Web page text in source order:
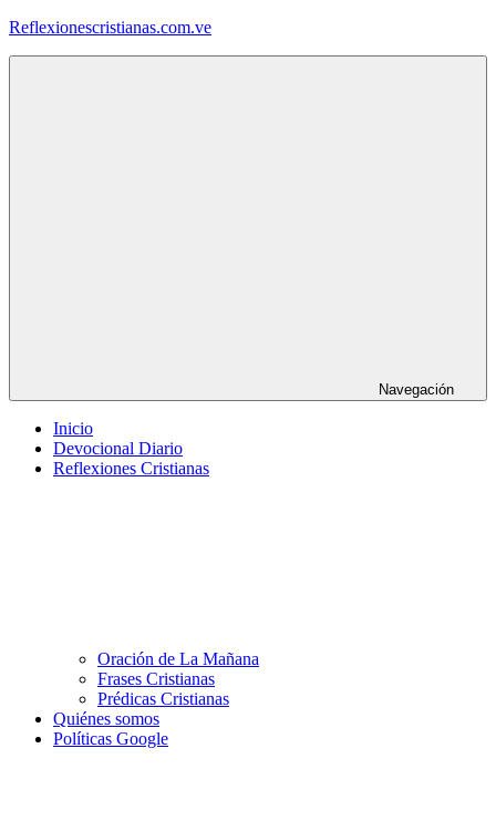
Saltar
Reflexionescristianas.com.ve
Navegación
Inicio
Devocional Diario
Reflexiones Cristianas
Oración de La Mañana
Frases Cristianas
Prédicas Cristianas
Quiénes somos
Políticas Google